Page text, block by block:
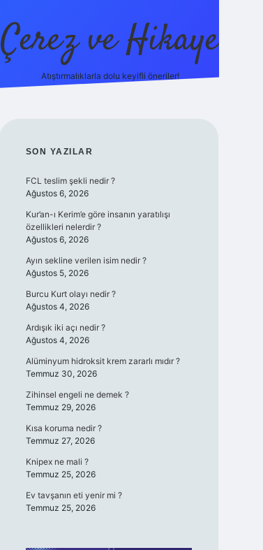
Çerez ve Hikaye
Atıştırmalıklarla dolu keyifli öneriler!
SIDEBAR
SON YAZILAR
FCL teslim şekli nedir ?
Ağustos 6, 2026
Kur’an-ı Kerim’e göre insanın yaratılışı
özellikleri nelerdir ?
Ağustos 6, 2026
Ayın sekline verilen isim nedir ?
Ağustos 5, 2026
Burcu Kurt olayı nedir ?
Ağustos 4, 2026
Ardışık iki açı nedir ?
Ağustos 4, 2026
Alüminyum hidroksit krem zararlı mıdır ?
Temmuz 30, 2026
Zihinsel engeli ne demek ?
Temmuz 29, 2026
Kısa koruma nedir ?
Temmuz 27, 2026
Knipex ne mali ?
Temmuz 25, 2026
Ev tavşanın eti yenir mi ?
Temmuz 25, 2026